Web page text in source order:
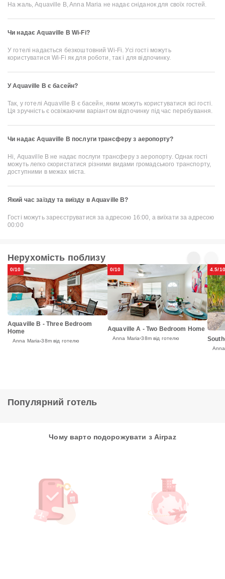
На жаль, Aquaville B, Anna Maria не надає сніданок для своїх гостей.
Чи надає Aquaville B Wi-Fi?
У готелі надається безкоштовний Wi-Fi. Усі гості можуть
користуватися Wi-Fi як для роботи, так і для відпочинку.
У Aquaville B є басейн?
Так, у готелі Aquaville B є басейн, яким можуть користуватися всі гості.
Ця зручність є освіжаючим варіантом відпочинку під час перебування.
Чи надає Aquaville B послуги трансферу з аеропорту?
Ні, Aquaville B не надає послуги трансферу з аеропорту. Однак гості
можуть легко скористатися різними видами громадського транспорту,
доступними в межах міста.
Який час заїзду та виїзду в Aquaville B?
Гості можуть зареєструватися за адресою 16:00, а виїхати за адресою
00:00
Нерухомість поблизу
0/10
Aquaville B - Three Bedroom
Home
Anna Maria 38m від готелю
0/10
Aquaville A - Two Bedroom Home
Anna Maria 38m від готелю
4.5/10
Популярний готель
Чому варто подорожувати з Airpaz